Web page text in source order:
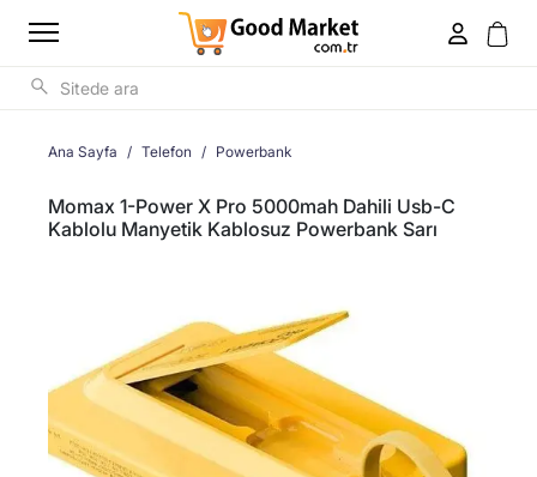
Ana Sayfa Telefon Powerbank
Momax 1-Power X Pro 5000mah Dahili Usb-C
Kablolu Manyetik Kablosuz Powerbank Sarı